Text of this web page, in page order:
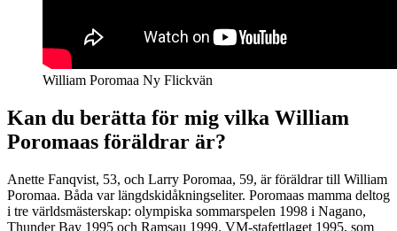
William Poromaa Ny Flickvän
Kan du berätta för mig vilka William
Poromaas föräldrar är?
Anette Fanqvist, 53, och Larry Poromaa, 59, är föräldrar till William
Poromaa. Båda var längdskidåkningseliter. Poromaas mamma deltog
i tre världsmästerskap: olympiska sommarspelen 1998 i Nagano,
Thunder Bay 1995 och Ramsau 1999. VM-stafettlaget 1995, som